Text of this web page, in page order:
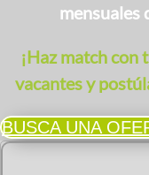
mensuales
¡Haz match
vacantes y
BUSCA UNA